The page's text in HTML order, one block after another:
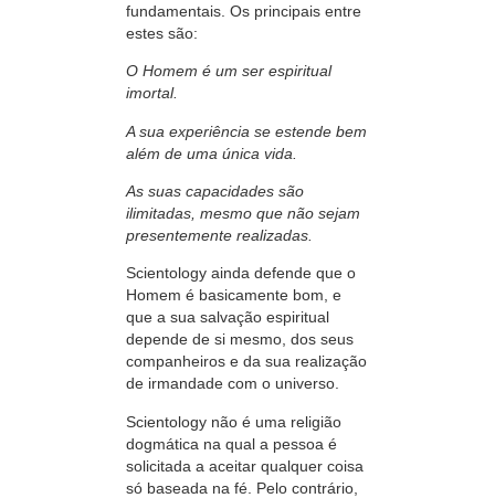
fundamentais. Os principais entre
estes são:
O Homem é um ser espiritual
imortal.
A sua experiência se estende bem
além de uma única vida.
As suas capacidades são
ilimitadas, mesmo que não sejam
presentemente realizadas.
Scientology ainda defende que o
Homem é basicamente bom, e
que a sua salvação espiritual
depende de si mesmo, dos seus
companheiros e da sua realização
de irmandade com o universo.
Scientology não é uma religião
dogmática na qual a pessoa é
solicitada a aceitar qualquer coisa
só baseada na fé. Pelo contrário,